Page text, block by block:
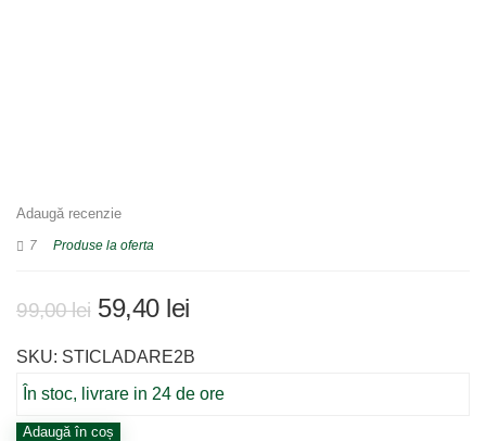
Adaugă recenzie
7 Produse la oferta
99,00lei Prețul
a
fost:
99,00 lei.
59,40 leiPrețul
este:
59,40 lei.
SKU: STICLADARE2B
În stoc, livrare in 24 de ore
Cantitate
Adaugă în coș